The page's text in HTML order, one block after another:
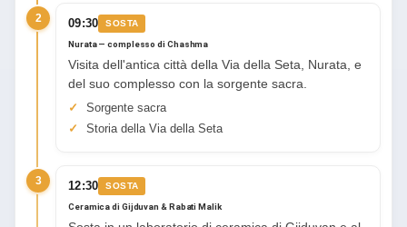
2 09:30 SOSTA
Nurata — complesso di Chashma
Visita dell'antica città della Via della Seta, Nurata, e
del suo complesso con la sorgente sacra.
Sorgente sacra
Storia della Via della Seta
3 12:30 SOSTA
Ceramica di Gijduvan & Rabati Malik